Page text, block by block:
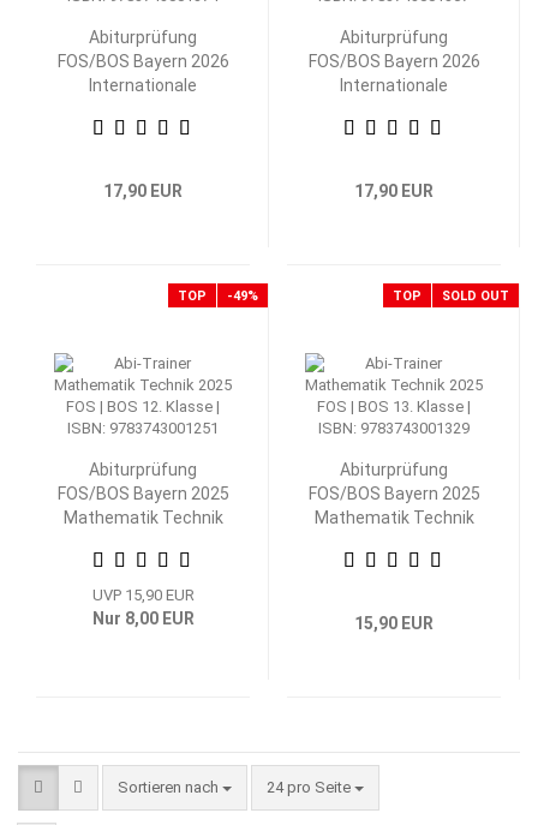
Abiturprüfung
FOS/BOS Bayern 2026
Internationale
Volkswirtschaftslehre
17,90 EUR
Abiturprüfung
FOS/BOS Bayern 2026
Internationale
Volkswirtschaftslehre
17,90 EUR
TOP -49%
Abiturprüfung
FOS/BOS Bayern 2025
Mathematik Technik
UVP 15,90 EUR
Nur 8,00 EUR
TOP SOLD OUT
Abiturprüfung
FOS/BOS Bayern 2025
Mathematik Technik
15,90 EUR
Sortieren nach
Sortieren nach 24 pro Seite
pro Seite